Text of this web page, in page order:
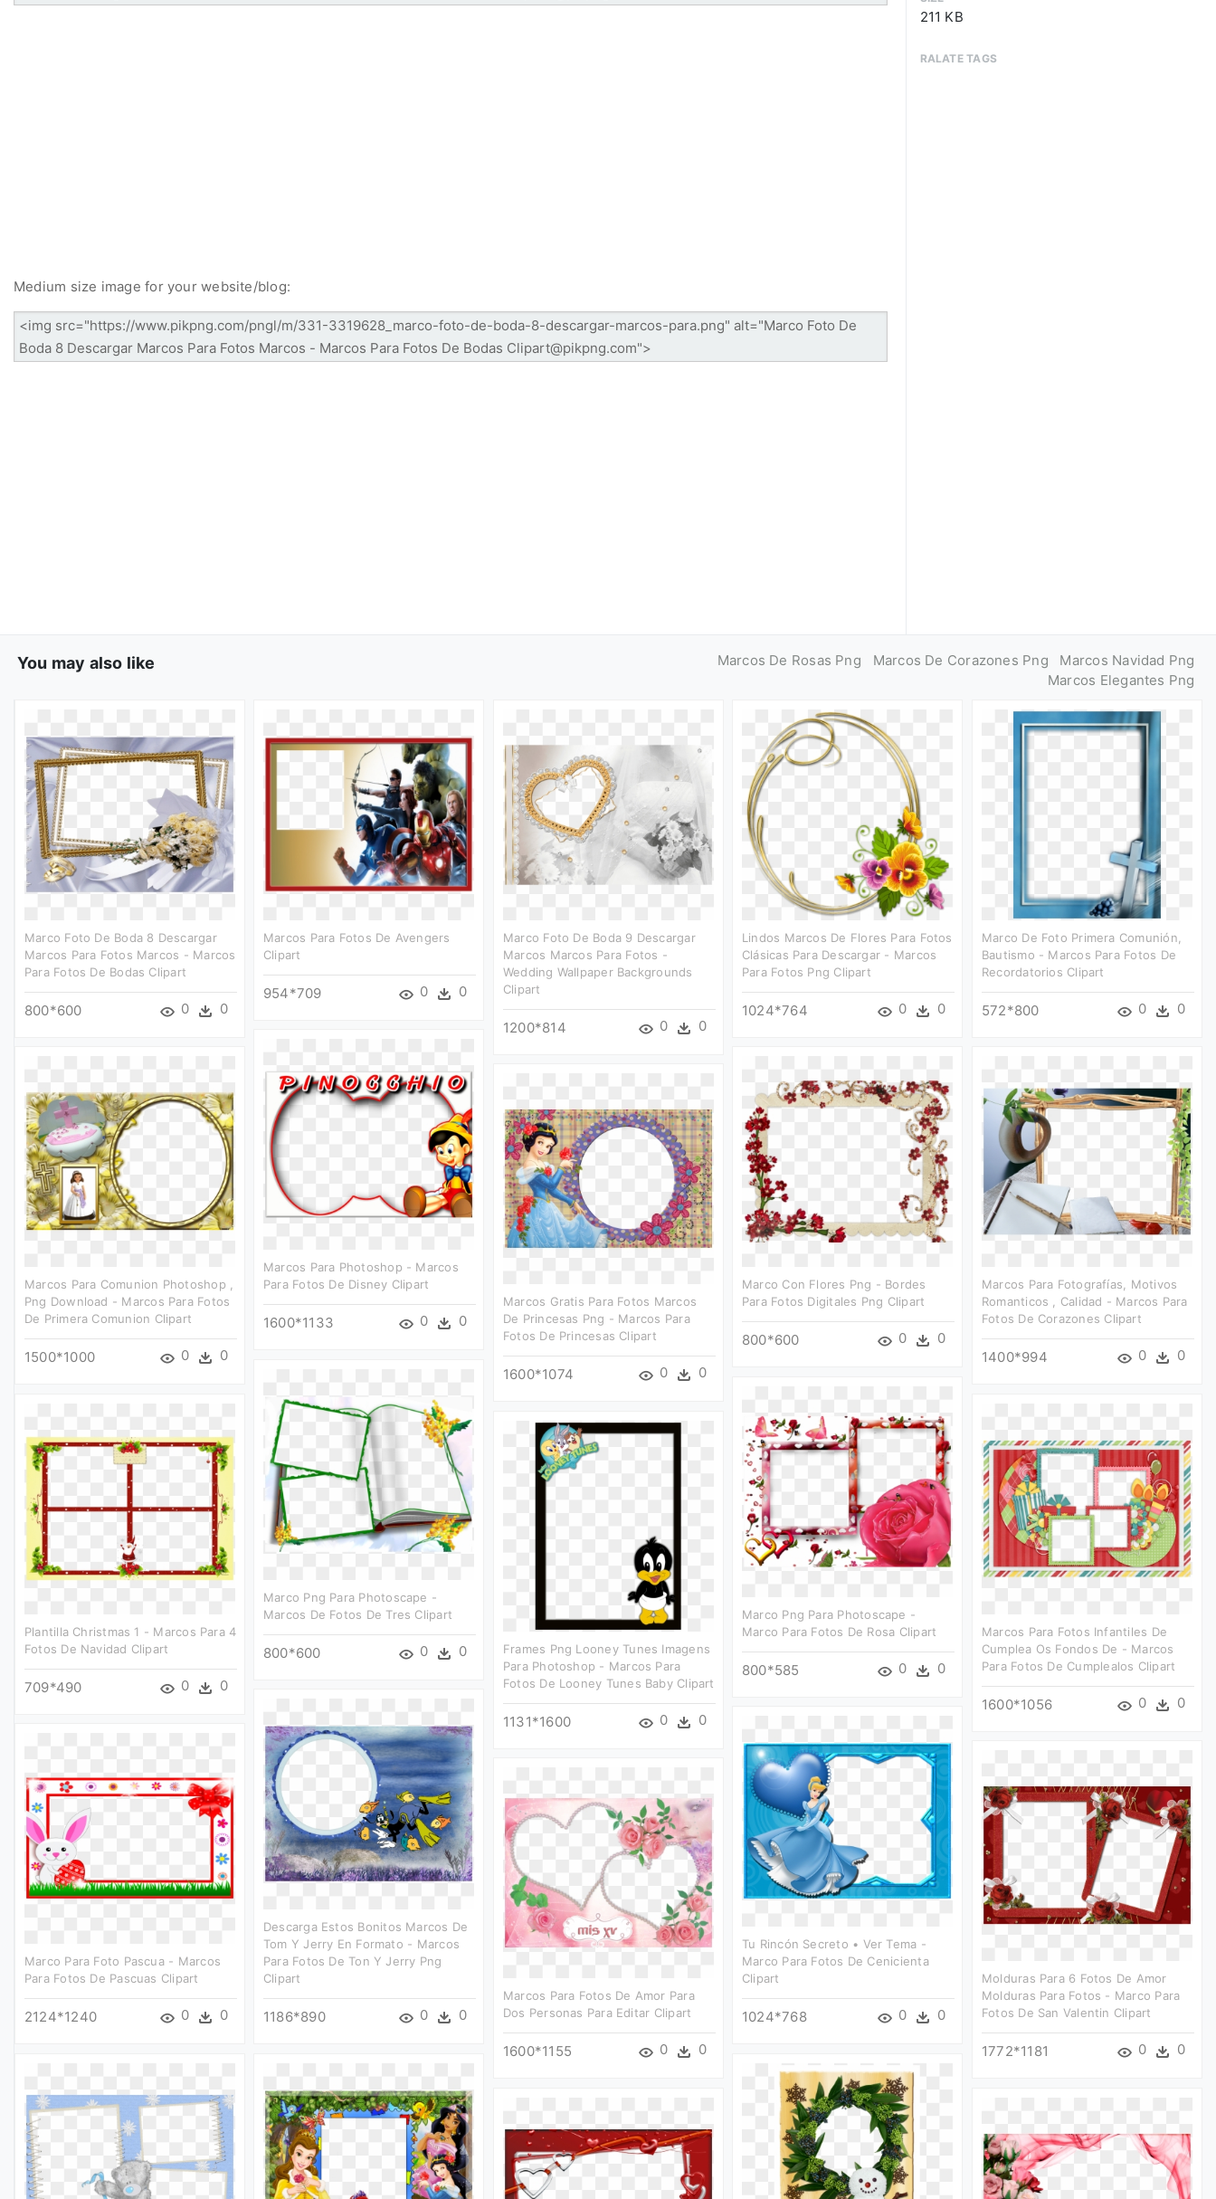
Medium size image for your website/blog:
211 KB
RALATE TAGS
You may also like Marcos De Rosas Png Marcos De Corazones Png
Marcos Navidad Png
Marcos Elegantes Png
Marco Foto De Boda 8 Descargar
Marcos Para Fotos Marcos - Marcos
Para Fotos De Bodas Clipart
800*600 0 0
Marcos Para Fotos De Avengers
Clipart
954*709 0 0
Marco Foto De Boda 9 Descargar
Marcos Marcos Para Fotos -
Wedding Wallpaper Backgrounds
Clipart
1200*814 0 0
Lindos Marcos De Flores Para Fotos
Clásicas Para Descargar - Marcos
Para Fotos Png Clipart
1024*764 0 0
Marco De Foto Primera Comunión,
Bautismo - Marcos Para Fotos De
Recordatorios Clipart
572*800 0 0
Marcos Para Photoshop - Marcos
Para Fotos De Disney Clipart
1600*1133 0 0
Marcos Para Comunion Photoshop ,
Png Download - Marcos Para Fotos
De Primera Comunion Clipart
1500*1000 0 0
Marco Con Flores Png - Bordes
Para Fotos Digitales Png Clipart
800*600 0 0
Marcos Para Fotografías, Motivos
Romanticos , Calidad - Marcos Para
Fotos De Corazones Clipart
1400*994 0 0
Marcos Gratis Para Fotos Marcos
De Princesas Png - Marcos Para
Fotos De Princesas Clipart
1600*1074 0 0
Marco Png Para Photoscape -
Marcos De Fotos De Tres Clipart
800*600 0 0
Marco Png Para Photoscape -
Marco Para Fotos De Rosa Clipart
800*585 0 0
Plantilla Christmas 1 - Marcos Para 4
Fotos De Navidad Clipart
709*490 0 0
Marcos Para Fotos Infantiles De
Cumplea Os Fondos De - Marcos
Para Fotos De Cumplealos Clipart
1600*1056 0 0
Frames Png Looney Tunes Imagens
Para Photoshop - Marcos Para
Fotos De Looney Tunes Baby Clipart
1131*1600 0 0
Descarga Estos Bonitos Marcos De
Tom Y Jerry En Formato - Marcos
Para Fotos De Ton Y Jerry Png
Clipart
1186*890 0 0
Tu Rincón Secreto • Ver Tema -
Marco Para Fotos De Cenicienta
Clipart
1024*768 0 0
Marco Para Foto Pascua - Marcos
Para Fotos De Pascuas Clipart
2124*1240 0 0
Molduras Para 6 Fotos De Amor
Molduras Para Fotos - Marco Para
Fotos De San Valentin Clipart
1772*1181 0 0
Marcos Para Fotos De Amor Para
Dos Personas Para Editar Clipart
1600*1155 0 0